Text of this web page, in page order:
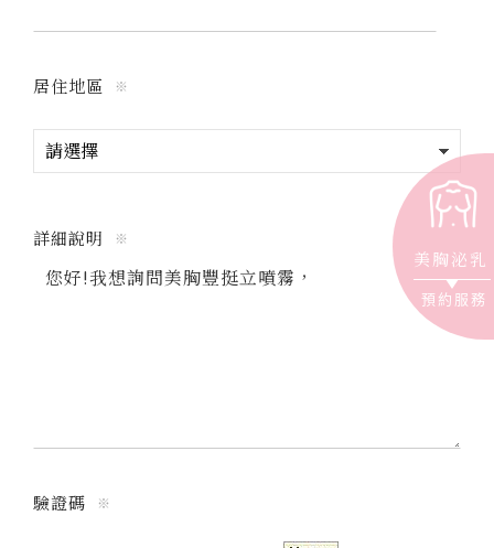
居住地區 ※
詳細說明 ※
驗證碼 ※
美胸泌乳
預約服務